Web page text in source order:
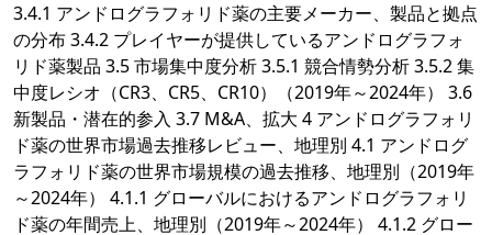
3.4.1 アンドログラフォリド薬の主要メーカー、製品と拠点
の分布 3.4.2 プレイヤーが提供しているアンドログラフォ
リド薬製品 3.5 市場集中度分析 3.5.1 競合情勢分析 3.5.2 集
中度レシオ（CR3、CR5、CR10）（2019年～2024年） 3.6
新製品・潜在的参入 3.7 M&A、拡大 4 アンドログラフォリ
ド薬の世界市場過去推移レビュー、地理別 4.1 アンドログ
ラフォリド薬の世界市場規模の過去推移、地理別（2019年
～2024年） 4.1.1 グローバルにおけるアンドログラフォリ
ド薬の年間売上、地理別（2019年～2024年） 4.1.2 グロー